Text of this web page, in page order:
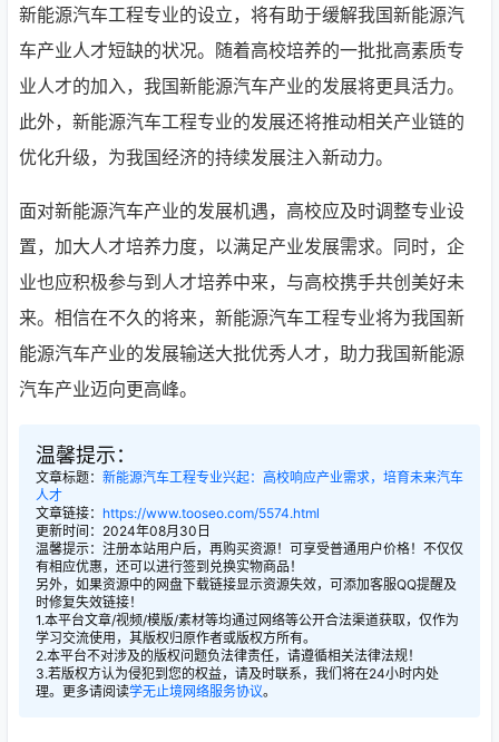
新能源汽车工程专业的设立，将有助于缓解我国新能源汽
车产业人才短缺的状况。随着高校培养的一批批高素质专
业人才的加入，我国新能源汽车产业的发展将更具活力。
此外，新能源汽车工程专业的发展还将推动相关产业链的
优化升级，为我国经济的持续发展注入新动力。
面对新能源汽车产业的发展机遇，高校应及时调整专业设
置，加大人才培养力度，以满足产业发展需求。同时，企
业也应积极参与到人才培养中来，与高校携手共创美好未
来。相信在不久的将来，新能源汽车工程专业将为我国新
能源汽车产业的发展输送大批优秀人才，助力我国新能源
汽车产业迈向更高峰。
温馨提示：
文章标题： 新能源汽车工程专业兴起：高校响应产业需求，培育未来汽车
人才
文章链接： https://www.tooseo.com/5574.html
更新时间：2024年08月30日
温馨提示：注册本站用户后，再购买资源！可享受普通用户价格！不仅仅
有相应优惠，还可以进行签到兑换实物商品！
另外，如果资源中的网盘下载链接显示资源失效，可添加客服QQ提醒及
时修复失效链接！
1.本平台文章/视频/模版/素材等均通过网络等公开合法渠道获取，仅作为
学习交流使用，其版权归原作者或版权方所有。
2.本平台不对涉及的版权问题负法律责任，请遵循相关法律法规！
3.若版权方认为侵犯到您的权益，请及时联系，我们将在24小时内处
理。更多请阅读学无止境网络服务协议。